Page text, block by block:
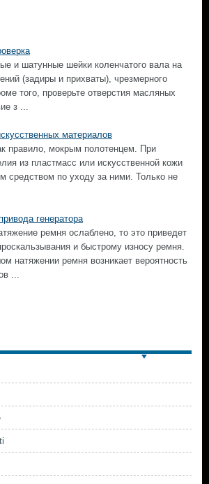
и шатунные шейки коленчатого вала на
(задиры и прихваты), чрезмерного
того, проверьте отверстия масляных
з ...
материалов
правило, мокрым полотенцем. При
из пластмасс или искусственной кожи
средством по уходу за ними. Только не
генератора
ремня ослаблено, то это приведет
и быстрому износу ремня.
натяжении ремня возникает вероятность
...